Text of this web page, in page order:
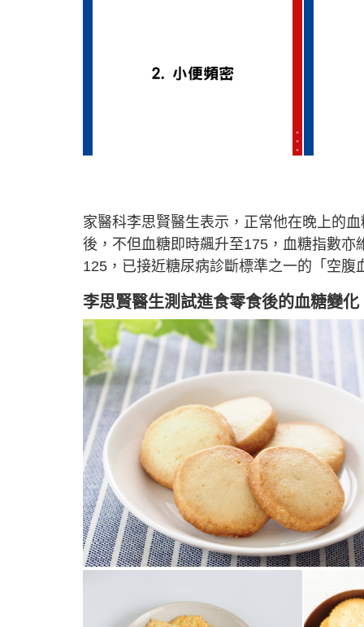
家醫科李思賢醫生表示，正常他在晚上的
後，不但血糖即時飆升至175，血糖指數
125，已接近糖尿病診斷標準之一的「空腹
李思賢醫生測試進食零食後的血糖變化